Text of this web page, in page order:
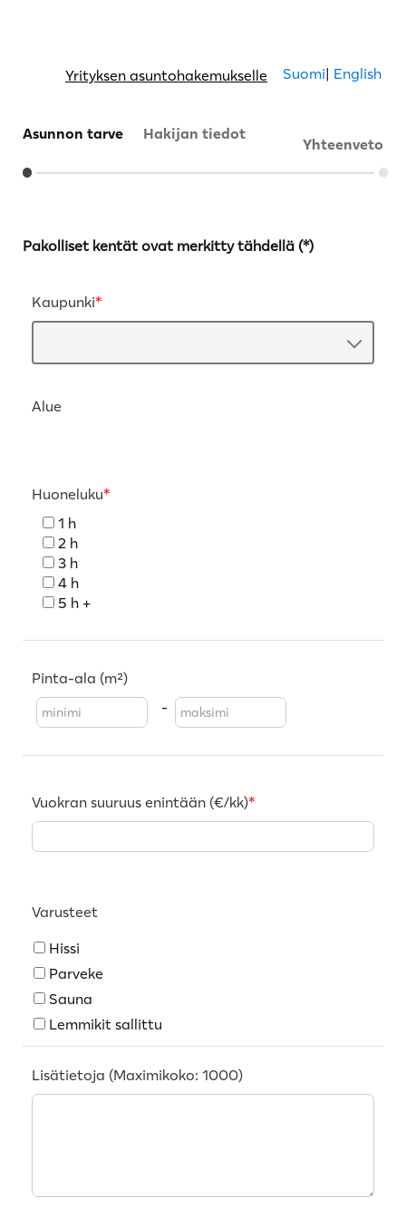
Yrityksen asuntohakemukselle Suomi| English
Asunnon tarve Hakijan tiedot
Yhteenveto
Pakolliset kentät ovat merkitty tähdellä (*)
Kaupunki
Alue
Huoneluku
1 h
2 h
3 h
4 h
5 h +
Pinta-ala (m²)
-
Vuokran suuruus enintään (€/kk)
Varusteet
Hissi
Parveke
Sauna
Lemmikit sallittu
Lisätietoja (Maximikoko: 1000)